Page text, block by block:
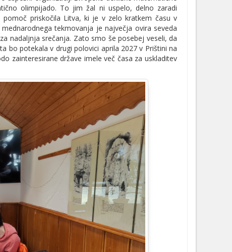
olimpijado. To jim žal ni uspelo, delno zaradi
priskočila Litva, ki je v zelo kratkem času v
tekmovanja je največja ovira seveda
nadaljnja srečanja. Zato smo še posebej veseli, da
bo potekala v drugi polovici aprila 2027 v Prištini na
zainteresirane države imele več časa za uskladitev